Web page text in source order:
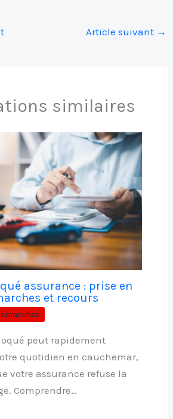
Article suivant →
similaires
assurance : prise en
et recours
peut rapidement
quotidien en cauchemar,
votre assurance refuse la
Comprendre…